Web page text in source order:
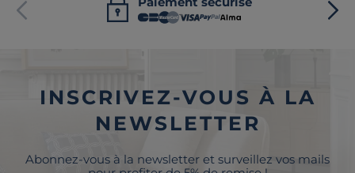
INSCRIVEZ-VOUS À LA
NEWSLETTER
Abonnez-vous à la newsletter et surveillez vos mails